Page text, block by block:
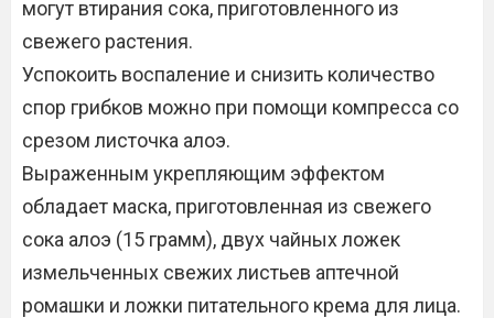
могут втирания сока, приготовленного из
свежего растения.
Успокоить воспаление и снизить количество
спор грибков можно при помощи компресса со
срезом листочка алоэ.
Выраженным укрепляющим эффектом
обладает маска, приготовленная из свежего
сока алоэ (15 грамм), двух чайных ложек
измельченных свежих листьев аптечной
ромашки и ложки питательного крема для лица.